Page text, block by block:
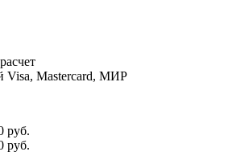
Visa, Mastercard, МИР
руб.
руб.